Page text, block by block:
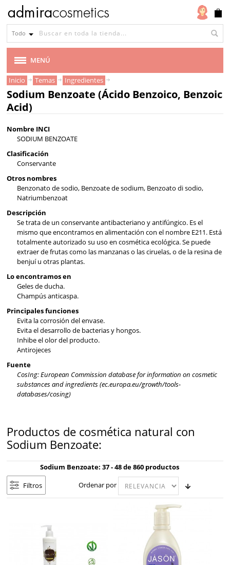
Todo
MENÚ
MARCAS
VEGANA
CABELLO
MAQUILLAJE
ROSTRO
CUERPO
SOLAR
BEBÉS Y NIÑOS
HOMBRE
HOGAR
TEMAS
COSMÉTICOS VEGANOS
INGREDIENTES
NUTRICIÓN
PROTECCIÓN SOLAR
IDEAS DE REGALOS ECO Hot!
OFERTAS FLASH 48H
Inicio Temas Ingredientes
Sodium Benzoate (Ácido Benzoico, Benzoic
Acid)
Nombre INCI
SODIUM BENZOATE
Clasificación
Conservante
Otros nombres
Benzonato de sodio, Benzoate de sodium, Benzoato di sodio,
Natriumbenzoat
Descripción
Se trata de un conservante antibacteriano y antifúngico. Es el
mismo que encontramos en alimentación con el nombre E211. Está
totalmente autorizado su uso en cosmética ecológica. Se puede
extraer de frutas como las manzanas o las ciruelas, o de la resina de
benjuí u otras plantas.
Lo encontramos en
Geles de ducha.
Champús anticaspa.
Principales funciones
Evita la corrosión del envase.
Evita el desarrollo de bacterias y hongos.
Inhibe el olor del producto.
Antirojeces
Fuente
CosIng: European Commission database for information on cosmetic
substances and ingredients (ec.europa.eu/growth/tools-
databases/cosing)
Productos de cosmética natural con
Sodium Benzoate:
Sodium Benzoate: 37 - 48 de 860 productos
Filtros
Ordenar por
de
piel
Todo
tipo
de
piel
seca
grasa
Piel
normal
mixta
Piel
madura
Piel
Piel
sensible
Piel
acnéica
Tipo
de
cabello
Todo
cabello
Cabello
graso
Cabello
seco
castigado